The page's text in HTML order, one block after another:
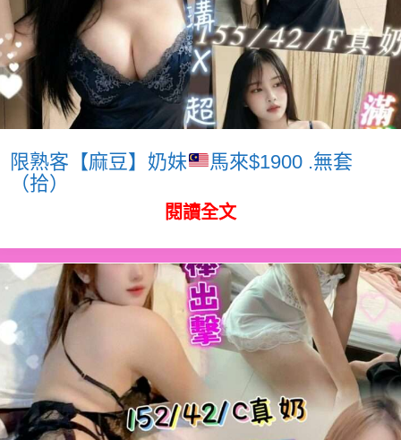
限熟客【麻豆】奶妹
馬來$1900 .無套
（拾）
閱讀全文